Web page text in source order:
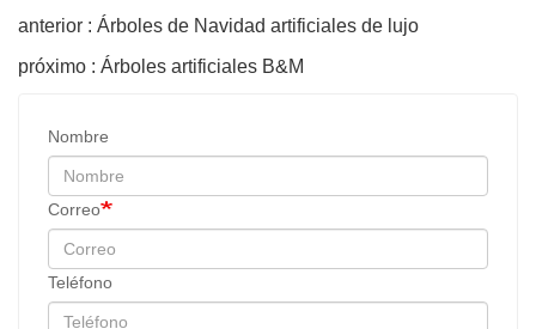
anterior : Árboles de Navidad artificiales de lujo
próximo : Árboles artificiales B&M
Nombre
Correo
Teléfono